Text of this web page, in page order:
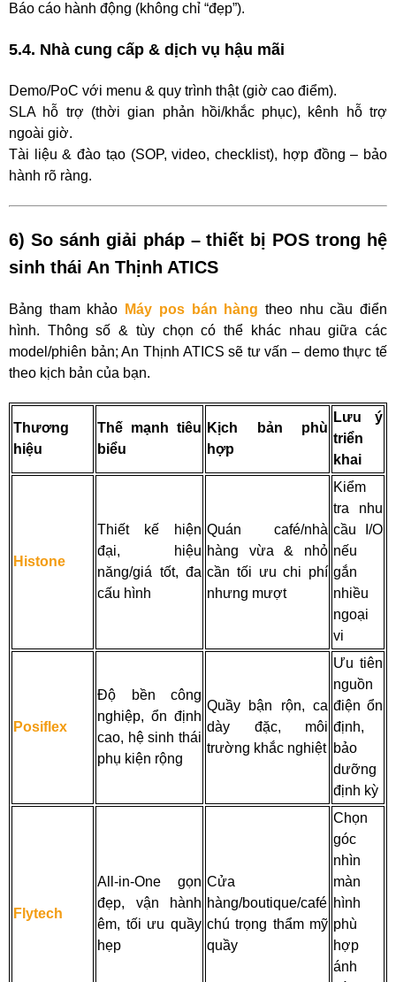
Báo cáo hành động (không chỉ “đẹp”).
5.4. Nhà cung cấp & dịch vụ hậu mãi
Demo/PoC với menu & quy trình thật (giờ cao điểm).
SLA hỗ trợ (thời gian phản hồi/khắc phục), kênh hỗ trợ
ngoài giờ.
Tài liệu & đào tạo (SOP, video, checklist), hợp đồng – bảo
hành rõ ràng.
6) So sánh giải pháp – thiết bị POS trong hệ
sinh thái An Thịnh ATICS
Bảng tham khảo Máy pos bán hàng theo nhu cầu điển
hình. Thông số & tùy chọn có thể khác nhau giữa các
model/phiên bản; An Thịnh ATICS sẽ tư vấn – demo thực tế
theo kịch bản của bạn.
Thương
hiệu
Thế mạnh tiêu
biểu
Kịch bản phù
hợp
Lưu ý
triển
khai
Histone
Thiết kế hiện
đại, hiệu
năng/giá tốt, đa
cấu hình
Quán café/nhà
hàng vừa & nhỏ
cần tối ưu chi phí
nhưng mượt
Kiểm
tra nhu
cầu I/O
nếu
gắn
nhiều
ngoại
vi
Posiflex
Độ bền công
nghiệp, ổn định
cao, hệ sinh thái
phụ kiện rộng
Quầy bận rộn, ca
dày đặc, môi
trường khắc nghiệt
Ưu tiên
nguồn
điện ổn
định,
bảo
dưỡng
định kỳ
Flytech
All-in-One gọn
đẹp, vận hành
êm, tối ưu quầy
hẹp
Cửa
hàng/boutique/café
chú trọng thẩm mỹ
quầy
Chọn
góc
nhìn
màn
hình
phù
hợp
ánh